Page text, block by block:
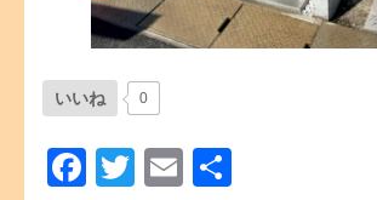
いいね 0
Facebook
TwitterEmail